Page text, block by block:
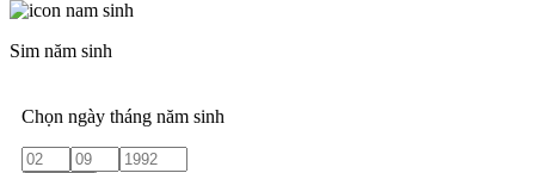
Sim năm sinh
Chọn ngày tháng năm sinh